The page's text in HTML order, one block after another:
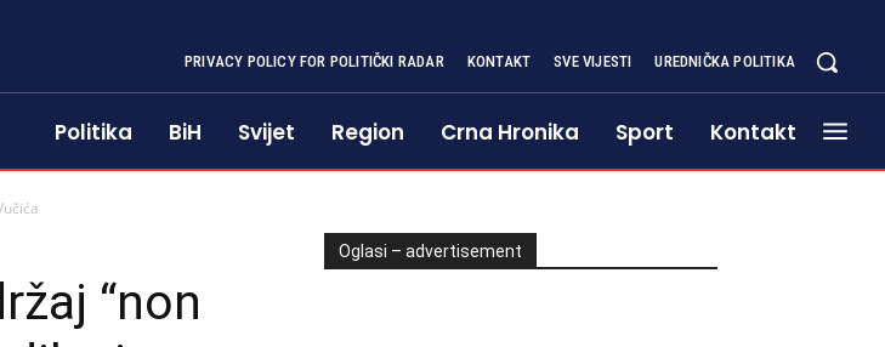
PRIVACY POLICY FOR POLITIČKI RADAR KONTAKT SVE VIJESTI UREDNIČKA POLITIKA
Politika BiH Svijet Region Crna Hronika Sport Kontakt
“non
Oglasi – advertisement